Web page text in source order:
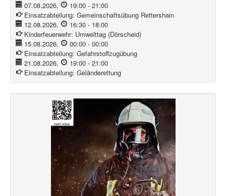
07.08.2026, 19:00- 21:00
Einsatzabteilung:Gemeinschaftsübung Rettershain
12.08.2026, 16:30- 18:00
Kinderfeuerwehr: Umwelttag (Dörscheid)
15.08.2026, 00:00- 00:00
Einsatzabteilung:Gefahrstoffzugübung
21.08.2026, 19:00- 21:00
Einsatzabteilung:Geländerettung